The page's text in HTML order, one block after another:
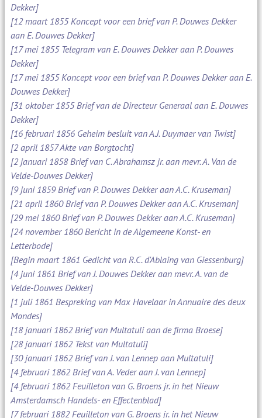
Dekker]
[12 maart 1855 Koncept voor een brief van P. Douwes Dekker
aan E. Douwes Dekker]
[17 mei 1855 Telegram van E. Douwes Dekker aan P. Douwes
Dekker]
[17 mei 1855 Koncept voor een brief van P. Douwes Dekker aan E.
Douwes Dekker]
[31 oktober 1855 Brief van de Directeur Generaal aan E. Douwes
Dekker]
[16 februari 1856 Geheim besluit van A.J. Duymaer van Twist]
[2 april 1857 Akte van Borgtocht]
[2 januari 1858 Brief van C. Abrahamsz jr. aan mevr. A. Van de
Velde-Douwes Dekker]
[9 juni 1859 Brief van P. Douwes Dekker aan A.C. Kruseman]
[21 april 1860 Brief van P. Douwes Dekker aan A.C. Kruseman]
[29 mei 1860 Brief van P. Douwes Dekker aan A.C. Kruseman]
[24 november 1860 Bericht in de Algemeene Konst- en
Letterbode]
[Begin maart 1861 Gedicht van R.C. d'Ablaing van Giessenburg]
[4 juni 1861 Brief van J. Douwes Dekker aan mevr. A. van de
Velde-Douwes Dekker]
[1 juli 1861 Bespreking van Max Havelaar in Annuaire des deux
Mondes]
[18 januari 1862 Brief van Multatuli aan de firma Broese]
[28 januari 1862 Tekst van Multatuli]
[30 januari 1862 Brief van J. van Lennep aan Multatuli]
[4 februari 1862 Brief van A. Veder aan J. van Lennep]
[4 februari 1862 Feuilleton van G. Broens jr. in het Nieuw
Amsterdamsch Handels- en Effectenblad]
[7 februari 1882 Feuilleton van G. Broens jr. in het Nieuw